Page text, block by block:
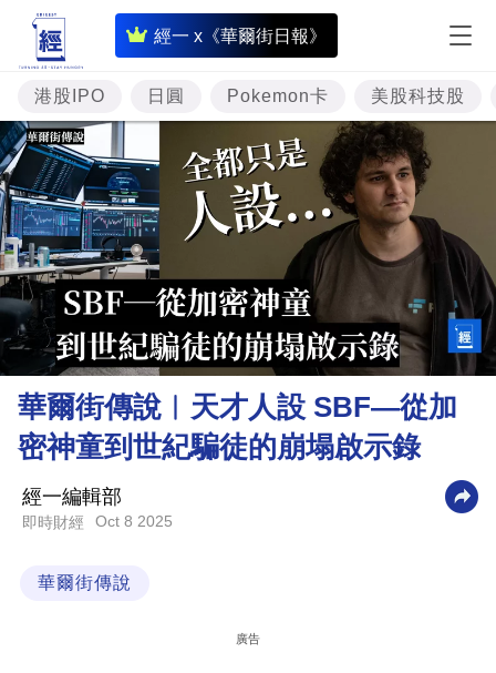
經一 x《華爾街日報》
即
時
財
經
專
題
投
資
樓
市
理
財
商
科
港股IPO 日圓 Pokemon卡 美股科技股
華爾街傳說︳天才人設 SBF—從加
密神童到世紀騙徒的崩塌啟示錄
經一編輯部
即時財經 Oct 8 2025
華爾街傳說
廣告